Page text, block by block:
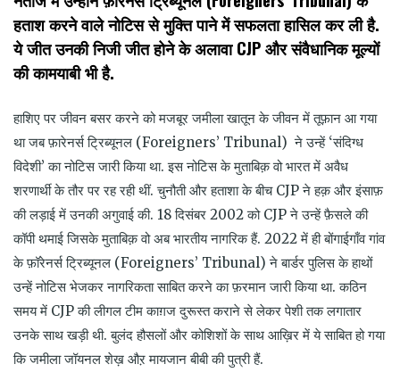
हताश करने वाले नोटिस से मुक्ति पाने में सफलता हासिल कर ली है.
ये जीत उनकी निजी जीत होने के अलावा CJP और संवैधानिक मूल्यों
की कामयाबी भी है.
हाशिए पर जीवन बसर करने को मजबूर जमीला खातून के जीवन में तूफ़ान आ गया
था जब फ़ारेनर्स ट्रिब्यूनल (Foreigners’ Tribunal) ने उन्हें ‘संदिग्ध
विदेशी’ का नोटिस जारी किया था. इस नोटिस के मुताबिक़ वो भारत में अवैध
शरणार्थी के तौर पर रह रही थीं. चुनौती और हताशा के बीच CJP ने हक़ और इंसाफ़
की लड़ाई में उनकी अगुवाई की. 18 दिसंबर 2002 को CJP ने उन्हें फ़ैसले की
कॉपी थमाई जिसके मुताबिक़ वो अब भारतीय नागरिक हैं. 2022 में हीबोंगाईगाँवगांव
के फ़ॉरेनर्स ट्रिब्यूनल (Foreigners’ Tribunal) ने बार्डर पुलिस के हाथों
उन्हें नोटिस भेजकर नागरिकता साबित करने का फ़रमान जारी किया था. कठिन
समय में CJP की लीगल टीम काग़ज दुरूस्त कराने से लेकर पेशी तक लगातार
उनके साथ खड़ी थी. बुलंद हौसलों और कोशिशों के साथ आख़िर में ये साबित हो गया
कि जमीला जॉयनल शेख़ औऱ मायजान बीबी की पुत्री हैं.